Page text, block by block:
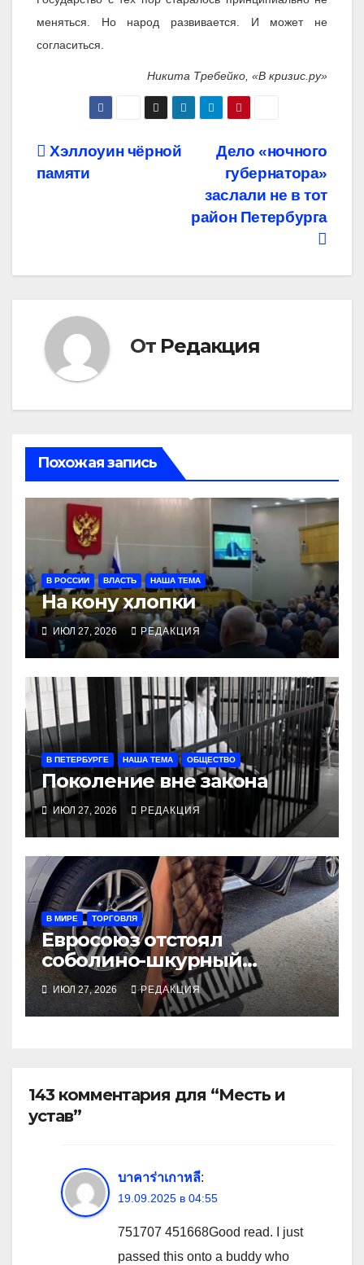
меняться. Но народ развивается. И может не
согласиться.
Никита Требейко, «В кризис.ру»
Навигация
Дело «ночного
губернатора»
заслали не в тот
район Петербурга
Хэллоуин чёрной
памяти
От Редакция
Похожая запись
В РОССИИ ВЛАСТЬ НАША ТЕМА
На кону хлопки
ИЮЛ 27, 2026 РЕДАКЦИЯ
В ПЕТЕРБУРГЕ НАША ТЕМА ОБЩЕСТВО
Поколение вне закона
ИЮЛ 27, 2026 РЕДАКЦИЯ
В МИРЕ ТОРГОВЛЯ
Евросоюз отстоял
соболино-шкурный
интерес модных домов
ИЮЛ 27, 2026 РЕДАКЦИЯ
143 комментария для “Месть и
устав”
บาคาร่าเกาหลี:
19.09.2025 в 04:55
751707 451668Good read. I just
passed this onto a buddy who